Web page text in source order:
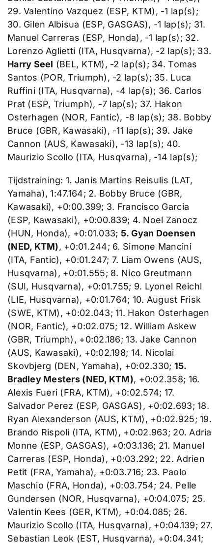
29. Valentino Vazquez (ESP, KTM), -1 lap(s);
30. Gilen Albisua (ESP, GASGAS), -1 lap(s); 31.
Manuel Carreras (ESP, Honda), -1 lap(s); 32.
Lorenzo Aglietti (ITA, Husqvarna), -2 lap(s); 33.
Harry Seel (BEL, KTM), -2 lap(s); 34. Tomas
Santos (POR, Triumph), -2 lap(s); 35. Luca
Ruffini (ITA, Husqvarna), -4 lap(s); 36. Carlos
Prat (ESP, Triumph), -7 lap(s); 37. Hakon
Osterhagen (NOR, Fantic), -8 lap(s); 38. Bobby
Bruce (GBR, Kawasaki), -11 lap(s); 39. Jake
Cannon (AUS, Kawasaki), -13 lap(s); 40.
Maurizio Scollo (ITA, Husqvarna), -14 lap(s);
Tijdstraining: 1. Janis Martins Reisulis (LAT,
Yamaha), 1:47.164; 2. Bobby Bruce (GBR,
Kawasaki), +0:00.399; 3. Francisco Garcia
(ESP, Kawasaki), +0:00.839; 4. Noel Zanocz
(HUN, Honda), +0:01.033; 5. Gyan Doensen
(NED, KTM), +0:01.244; 6. Simone Mancini
(ITA, Fantic), +0:01.247; 7. Liam Owens (AUS,
Husqvarna), +0:01.555; 8. Nico Greutmann
(SUI, Husqvarna), +0:01.755; 9. Lyonel Reichl
(LIE, Husqvarna), +0:01.764; 10. August Frisk
(SWE, KTM), +0:02.043; 11. Hakon Osterhagen
(NOR, Fantic), +0:02.075; 12. William Askew
(GBR, Triumph), +0:02.186; 13. Jake Cannon
(AUS, Kawasaki), +0:02.198; 14. Nicolai
Skovbjerg (DEN, Yamaha), +0:02.330; 15.
Bradley Mesters (NED, KTM), +0:02.358; 16.
Alexis Fueri (FRA, KTM), +0:02.574; 17.
Salvador Perez (ESP, GASGAS), +0:02.693; 18.
Ryan Alexanderson (AUS, KTM), +0:02.925; 19.
Brando Rispoli (ITA, KTM), +0:02.963; 20. Adria
Monne (ESP, GASGAS), +0:03.136; 21. Manuel
Carreras (ESP, Honda), +0:03.292; 22. Adrien
Petit (FRA, Yamaha), +0:03.716; 23. Paolo
Maschio (FRA, Honda), +0:03.754; 24. Pelle
Gundersen (NOR, Husqvarna), +0:04.075; 25.
Valentin Kees (GER, KTM), +0:04.085; 26.
Maurizio Scollo (ITA, Husqvarna), +0:04.139; 27.
Sebastian Leok (EST, Husqvarna), +0:04.341;